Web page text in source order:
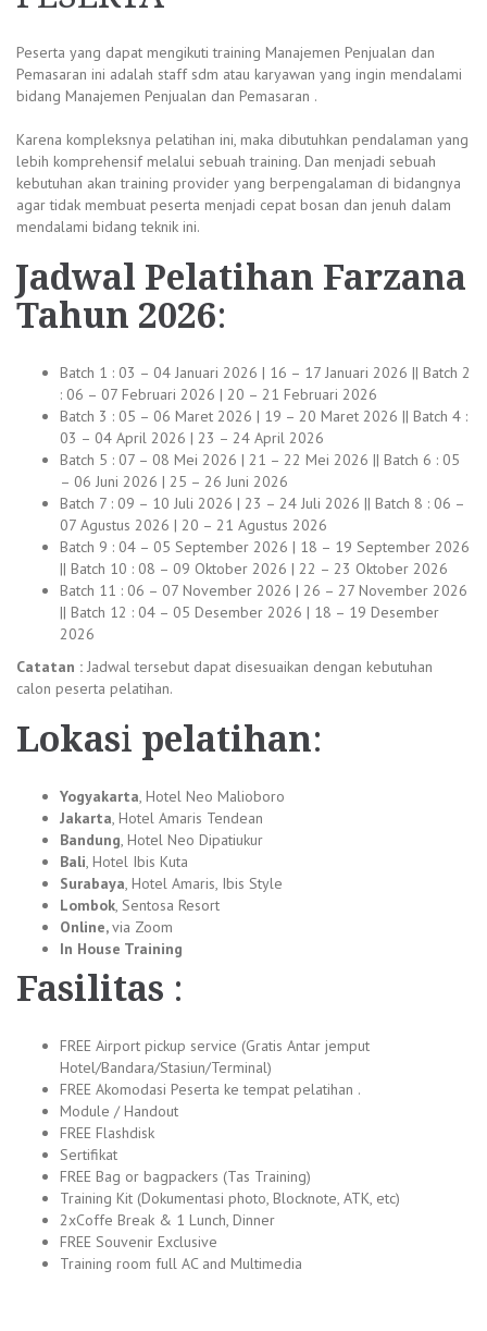
Peserta yang dapat mengikuti training Manajemen Penjualan dan
Pemasaran ini adalah staff sdm atau karyawan yang ingin mendalami
bidang Manajemen Penjualan dan Pemasaran .
Karena kompleksnya pelatihan ini, maka dibutuhkan pendalaman yang
lebih komprehensif melalui sebuah training. Dan menjadi sebuah
kebutuhan akan training provider yang berpengalaman di bidangnya
agar tidak membuat peserta menjadi cepat bosan dan jenuh dalam
mendalami bidang teknik ini.
Jadwal Pelatihan Farzana
Tahun 2026:
Batch 1 : 03 – 04 Januari 2026 | 16 – 17 Januari 2026 || Batch 2
: 06 – 07 Februari 2026 | 20 – 21 Februari 2026
Batch 3 : 05 – 06 Maret 2026 | 19 – 20 Maret 2026 || Batch 4 :
03 – 04 April 2026 | 23 – 24 April 2026
Batch 5 : 07 – 08 Mei 2026 | 21 – 22 Mei 2026 || Batch 6 : 05
– 06 Juni 2026 | 25 – 26 Juni 2026
Batch 7 : 09 – 10 Juli 2026 | 23 – 24 Juli 2026 || Batch 8 : 06 –
07 Agustus 2026 | 20 – 21 Agustus 2026
Batch 9 : 04 – 05 September 2026 | 18 – 19 September 2026
|| Batch 10 : 08 – 09 Oktober 2026 | 22 – 23 Oktober 2026
Batch 11 : 06 – 07 November 2026 | 26 – 27 November 2026
|| Batch 12 : 04 – 05 Desember 2026 | 18 – 19 Desember
2026
Catatan : Jadwal tersebut dapat disesuaikan dengan kebutuhan
calon peserta pelatihan.
Lokasi pelatihan:
Yogyakarta, Hotel Neo Malioboro
Jakarta, Hotel Amaris Tendean
Bandung, Hotel Neo Dipatiukur
Bali, Hotel Ibis Kuta
Surabaya, Hotel Amaris, Ibis Style
Lombok, Sentosa Resort
Online,via Zoom
In House Training
Fasilitas :
FREE Airport pickup service (Gratis Antar jemput
Hotel/Bandara/Stasiun/Terminal)
FREE Akomodasi Peserta ke tempat pelatihan .
Module / Handout
FREE Flashdisk
Sertifikat
FREE Bag or bagpackers (Tas Training)
Training Kit (Dokumentasi photo, Blocknote, ATK, etc)
2xCoffe Break & 1 Lunch, Dinner
FREE Souvenir Exclusive
Training room full AC and Multimedia